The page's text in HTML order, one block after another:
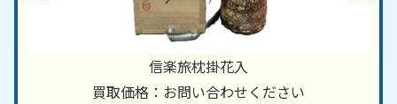
信楽旅枕掛花入
買取価格：お問い合わせください